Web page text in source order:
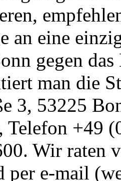
an eine
gegen
man die
3, 53225
Telefon +49
Wir raten
per e-mail